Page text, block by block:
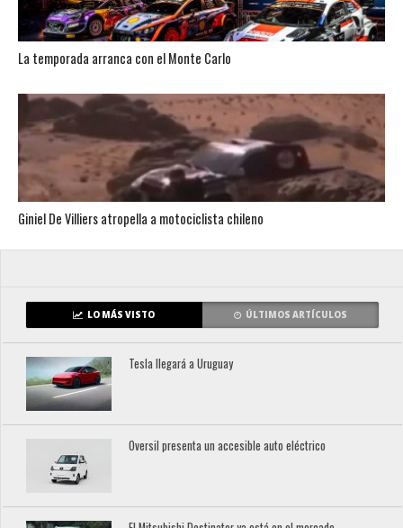
La temporada arranca con el Monte Carlo
Giniel De Villiers atropella a motociclista chileno
LO MÁS VISTO ÚLTIMOS ARTÍCULOS
Tesla llegará a Uruguay
Oversil presenta un accesible auto eléctrico